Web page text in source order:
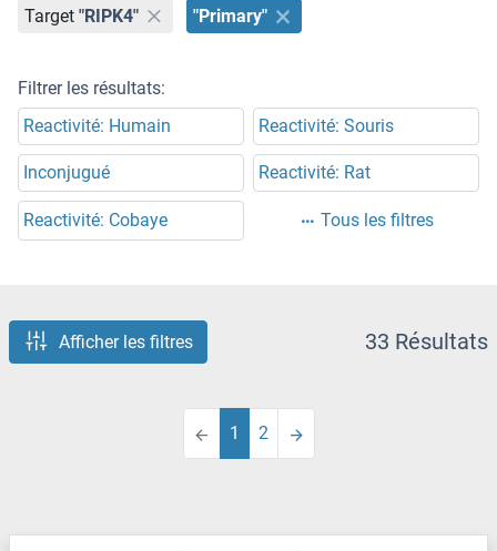
Target "RIPK4" "Primary"
Filtrer les résultats:
Reactivité: Humain
Reactivité: Souris
Inconjugué Reactivité: Rat
Reactivité: Cobaye Tous les filtres
Afficher les filtres 33 Résultats
1 2